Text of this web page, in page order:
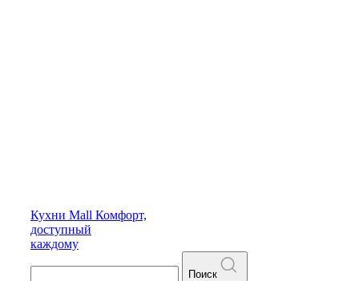
Кухни Mall Комфорт,
доступный
каждому
Поиск